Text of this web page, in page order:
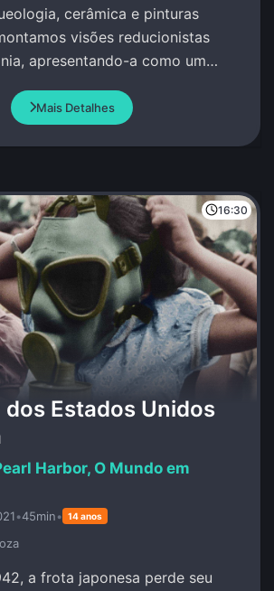
cerâmica e pinturas
visões reducionistas
apresentando-a como um
Mais Detalhes
16:30
dos Estados Unidos
Harbor, O Mundo em
•45min• 14 anos
a frota japonesa perde seu